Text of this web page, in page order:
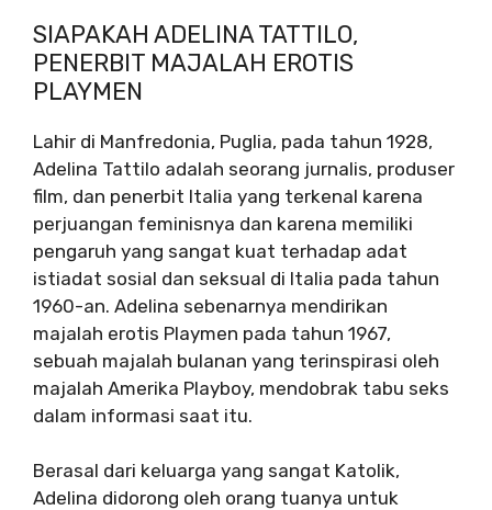
SIAPAKAH ADELINA TATTILO,
PENERBIT MAJALAH EROTIS
PLAYMEN
Lahir di Manfredonia, Puglia, pada tahun 1928,
Adelina Tattilo adalah seorang jurnalis, produser
film, dan penerbit Italia yang terkenal karena
perjuangan feminisnya dan karena memiliki
pengaruh yang sangat kuat terhadap adat
istiadat sosial dan seksual di Italia pada tahun
1960-an. Adelina sebenarnya mendirikan
majalah erotis Playmen pada tahun 1967,
sebuah majalah bulanan yang terinspirasi oleh
majalah Amerika Playboy, mendobrak tabu seks
dalam informasi saat itu.
Berasal dari keluarga yang sangat Katolik,
Adelina didorong oleh orang tuanya untuk